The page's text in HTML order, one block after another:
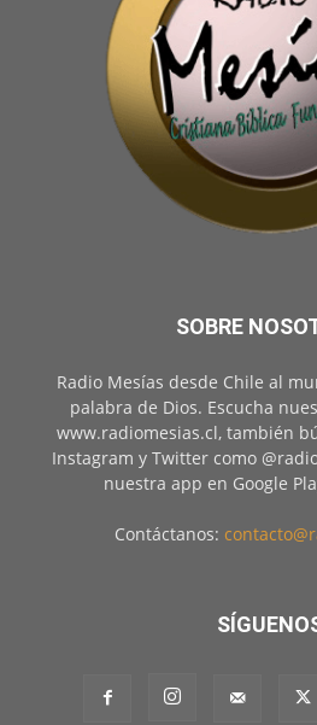
SOBRE
Radio Mesías desde Chile al
palabra de Dios. Escucha
www.radiomesias.cl, también
Instagram y Twitter como
nuestra app en Google
Contáctanos: